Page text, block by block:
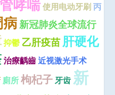
哮喘 使用电动牙刷 丙
病新冠肺炎全球流行
抑鬱 乙肝疫苗肝硬化
治療齲齒 近视激光手术
廁所 枸杞子 牙齿 新